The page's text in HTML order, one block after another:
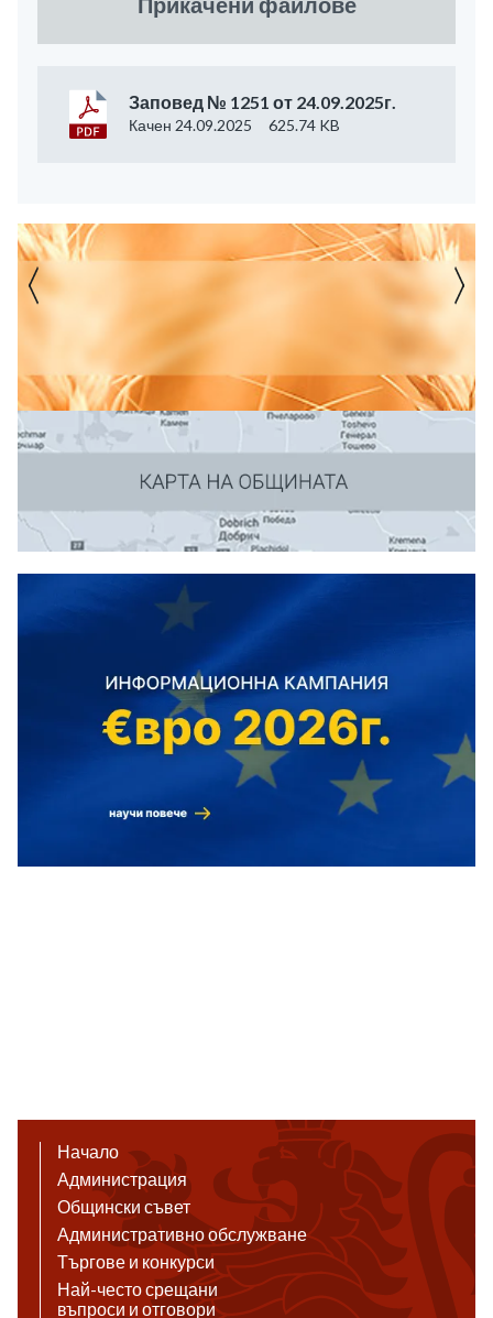
Заповед № 1251 от 24.09.2025г.
Качен 24.09.2025 625.74 KB
Начало
Администрация
Общински съвет
Административно обслужване
Търгове и конкурси
Най-често срещани
въпроси и отговори